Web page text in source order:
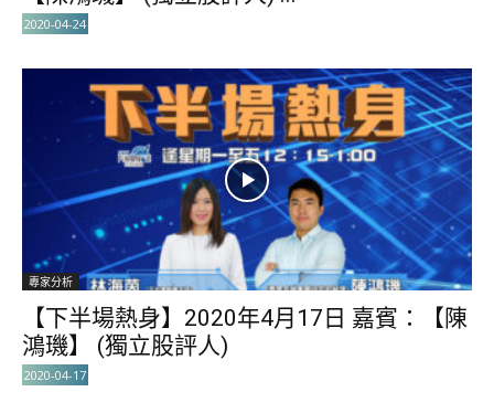
2020-04-24
專家分析
【下半場熱身】2020年4月17日 嘉賓：【陳
鴻璣】 (獨立股評人)
2020-04-17